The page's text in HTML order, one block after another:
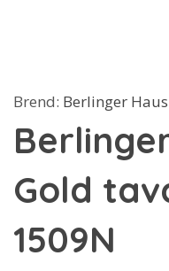
Brend: Berlinger Haus
Gold
1509N